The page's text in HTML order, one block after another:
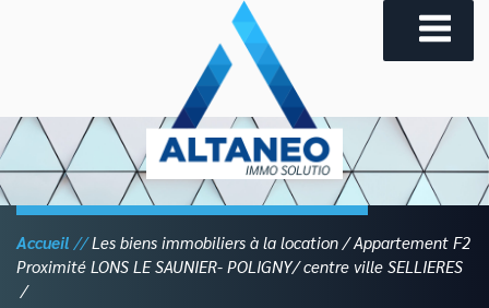
Accueil Les biens immobiliers à la location
Appartement F2
Proximité LONS LE SAUNIER- POLIGNY/ centre ville SELLIERES